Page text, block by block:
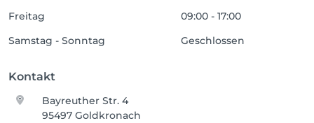
Freitag
09:00 - 17:00
Samstag - Sonntag
Geschlossen
Kontakt
Bayreuther Str. 4
95497 Goldkronach